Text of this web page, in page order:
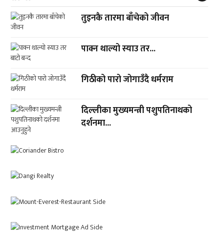
तुइनकै तारमा बाँचेको जीवन
पाक्न थाल्यो स्याउ तर...
गिठीको पारो जोगाउँदै धर्मराम
दिल्लीका मुख्यमन्त्री पशुपतिनाथको
दर्शनमा...